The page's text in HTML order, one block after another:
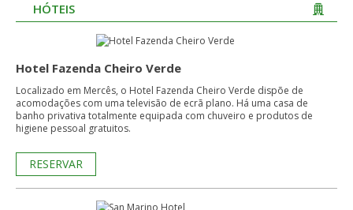
HÓTEIS
Hotel Fazenda Cheiro Verde
Localizado em Mercês, o Hotel Fazenda Cheiro Verde dispõe de
acomodações com uma televisão de ecrã plano. Há uma casa de
banho privativa totalmente equipada com chuveiro e produtos de
higiene pessoal gratuitos.
RESERVAR